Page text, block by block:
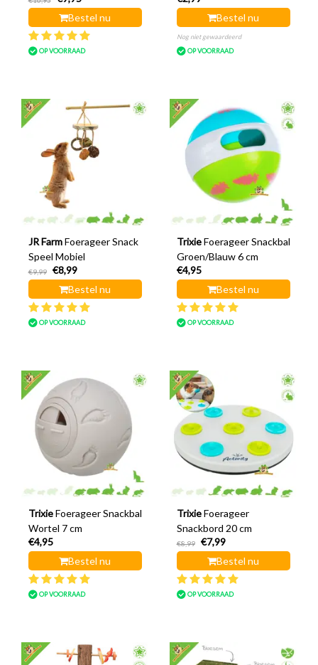
Bestel nu
OP VOORRAAD
Bestel nu
Nog niet gewaardeerd
OP VOORRAAD
JR Farm Foerageer Snack
Speel Mobiel
€9,99
€8,99
Bestel nu
OP VOORRAAD
Trixie Foerageer Snackbal
Groen/Blauw 6 cm
€4,95
Bestel nu
OP VOORRAAD
Trixie Foerageer Snackbal
Wortel 7 cm
€4,95
Bestel nu
OP VOORRAAD
Trixie Foerageer
Snackbord 20 cm
€8,99
€7,99
Bestel nu
OP VOORRAAD